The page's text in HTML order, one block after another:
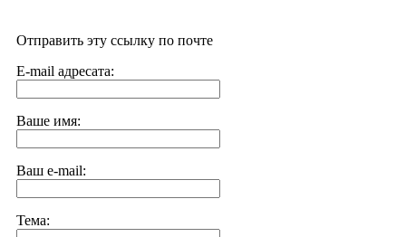
Отправить эту ссылку по почте
E-mail адресата:
Ваше имя:
Ваш e-mail:
Тема: